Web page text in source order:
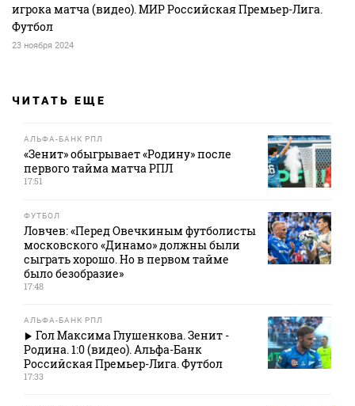
игрока матча (видео). МИР Российская Премьер-Лига.
Футбол
23 ноября 2024
ЧИТАТЬ ЕЩЕ
АЛЬФА-БАНК РПЛ
«Зенит» обыгрывает «Родину» после
первого тайма матча РПЛ
17:51
ФУТБОЛ
Ловчев: «Перед Овечкиным футболисты
московского «Динамо» должны были
сыграть хорошо. Но в первом тайме
было безобразие»
17:48
АЛЬФА-БАНК РПЛ
Гол Максима Глушенкова. Зенит -
Родина. 1:0 (видео). Альфа-Банк
Российская Премьер-Лига. Футбол
17:33